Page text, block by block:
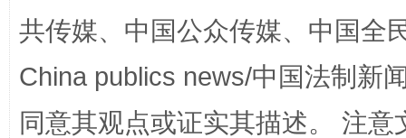
共传媒、中国公众传媒、中国全
China publics news/中国法制新
同意其观点或证实其描述。 注